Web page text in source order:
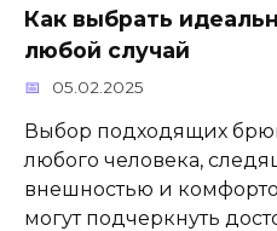
Как выбрать
любой случай
05.02.2025
Выбор подходящих
любого человека,
внешностью и
могут подчеркнуть